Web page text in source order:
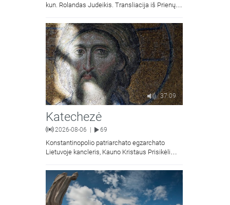
kun. Rolandas Judeikis. Transliacija iš Prienų
37:09
Katechezė
2026-08-06 69
Konstantinopolio patriarchato egzarchato
Lietuvoje kancleris, Kauno Kristaus Prisikėlimo
kunigas Vitalijus Mockus pasakoja apie
Kristaus Atsimainymo šventę.